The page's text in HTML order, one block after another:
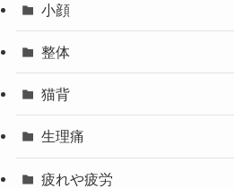
小顔
整体
猫背
生理痛
疲れや疲労